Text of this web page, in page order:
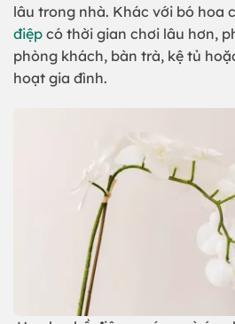
lâu trong nhà. Khác với bó hoa
điệp có thời gian chơi lâu hơn,
phòng khách, bàn trà, kệ tủ
hoạt gia đình.